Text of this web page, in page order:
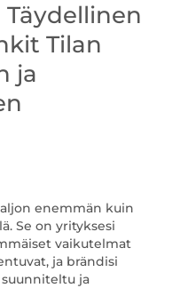
Tilan
ja
enemmän kuin
Se on yrityksesi
vaikutelmat
ja brändisi
ja